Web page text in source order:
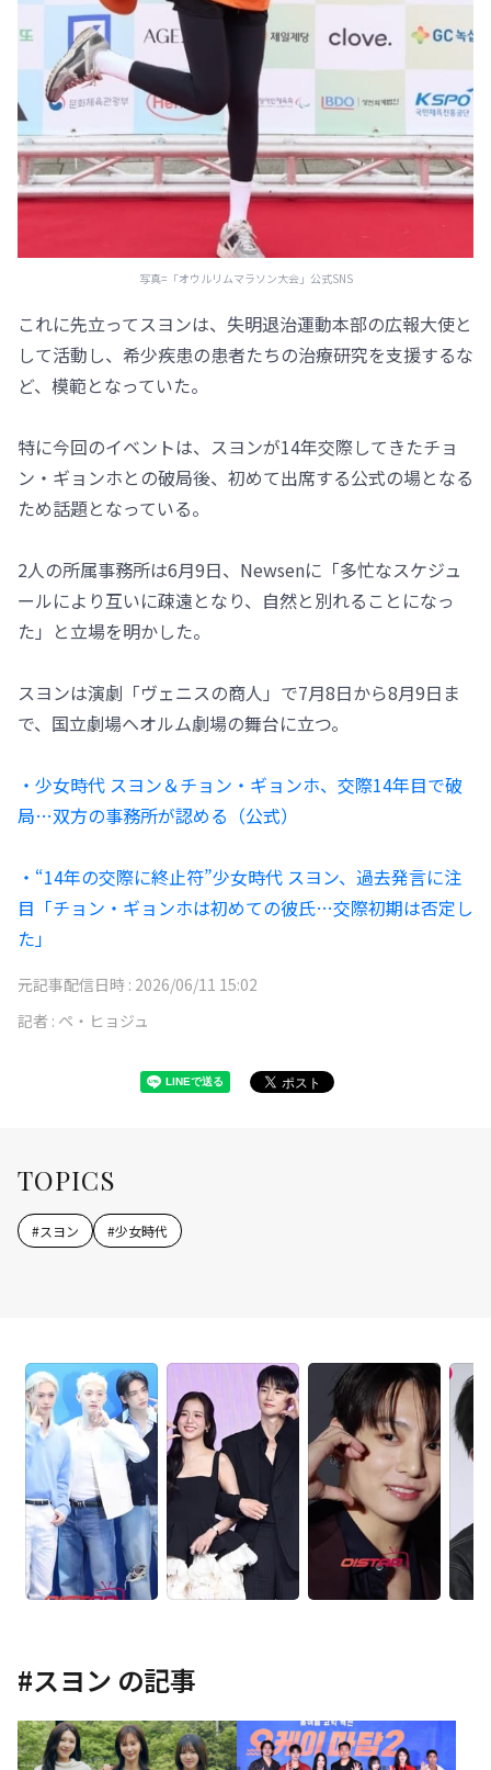
写真=「オウルリムマラソン大会」公式SNS
これに先立ってスヨンは、失明退治運動本部の広報大使と
して活動し、希少疾患の患者たちの治療研究を支援するな
ど、模範となっていた。
特に今回のイベントは、スヨンが14年交際してきたチョ
ン・ギョンホとの破局後、初めて出席する公式の場となる
ため話題となっている。
2人の所属事務所は6月9日、Newsenに「多忙なスケジュ
ールにより互いに疎遠となり、自然と別れることになっ
た」と立場を明かした。
スヨンは演劇「ヴェニスの商人」で7月8日から8月9日ま
で、国立劇場ヘオルム劇場の舞台に立つ。
・少女時代 スヨン＆チョン・ギョンホ、交際14年目で破
局…双方の事務所が認める（公式）
・“14年の交際に終止符”少女時代 スヨン、過去発言に注
目「チョン・ギョンホは初めての彼氏…交際初期は否定し
た」
元記事配信日時 : 2026/06/11 15:02
記者 : ペ・ヒョジュ
TOPICS
#スヨン #少女時代
#スヨン の記事